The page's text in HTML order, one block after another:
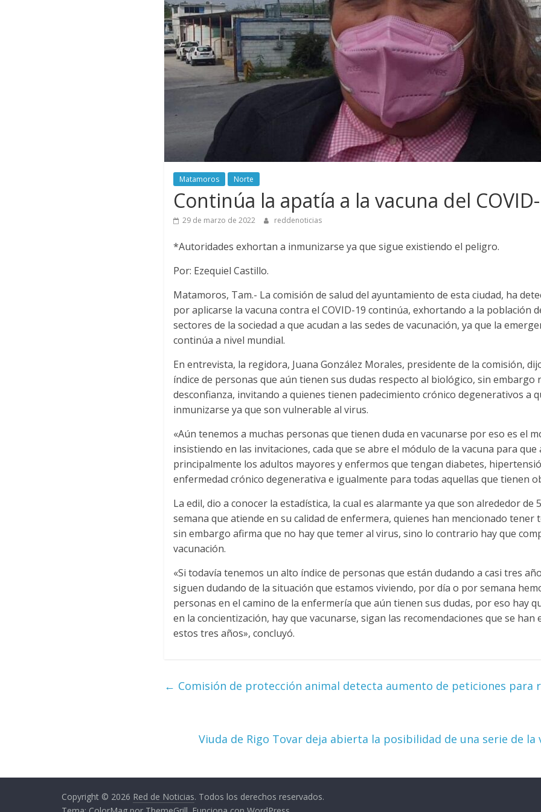
Matamoros Norte
Continúa la apatía a la vacuna del
29 de marzo de 2022 reddenoticias
*Autoridades exhortan a inmunizarse ya que sigue existiendo el peligro.
Por: Ezequiel Castillo.
Matamoros, Tam.- La comisión de salud del ayuntamiento de esta ciudad, ha
por aplicarse la vacuna contra el COVID-19 continúa, exhortando a la población
sectores de la sociedad a que acudan a las sedes de vacunación, ya que la
continúa a nivel mundial.
En entrevista, la regidora, Juana González Morales, presidente de la comisión,
índice de personas que aún tienen sus dudas respecto al biológico, sin embargo
desconfianza, invitando a quienes tienen padecimiento crónico degenerativos a
inmunizarse ya que son vulnerable al virus.
«Aún tenemos a muchas personas que tienen duda en vacunarse por eso es el
insistiendo en las invitaciones, cada que se abre el módulo de la vacuna para que
principalmente los adultos mayores y enfermos que tengan diabetes,
enfermedad crónico degenerativa e igualmente para todas aquellas que tienen
La edil, dio a conocer la estadística, la cual es alarmante ya que son alrededor de
semana que atiende en su calidad de enfermera, quienes han mencionado tener
sin embargo afirma que no hay que temer al virus, sino lo contrario hay que
vacunación.
«Si todavía tenemos un alto índice de personas que están dudando a casi tres
siguen dudando de la situación que estamos viviendo, por día o por semana
personas en el camino de la enfermería que aún tienen sus dudas, por eso hay
en la concientización, hay que vacunarse, sigan las recomendaciones que se han
estos tres años», concluyó.
← Comisión de protección animal detecta aumento de peticiones para
Viuda de Rigo Tovar deja abierta la posibilidad de una serie de
Copyright © 2026 Red de Noticias. Todos los derechos reservados.